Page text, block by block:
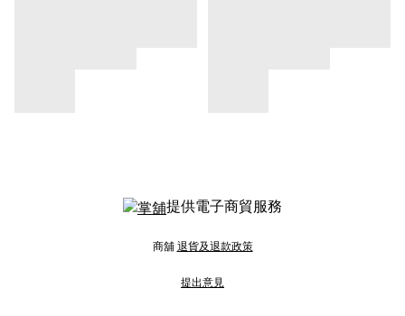
提供電子商貿服務
商舖 退貨及退款政策
提出意見